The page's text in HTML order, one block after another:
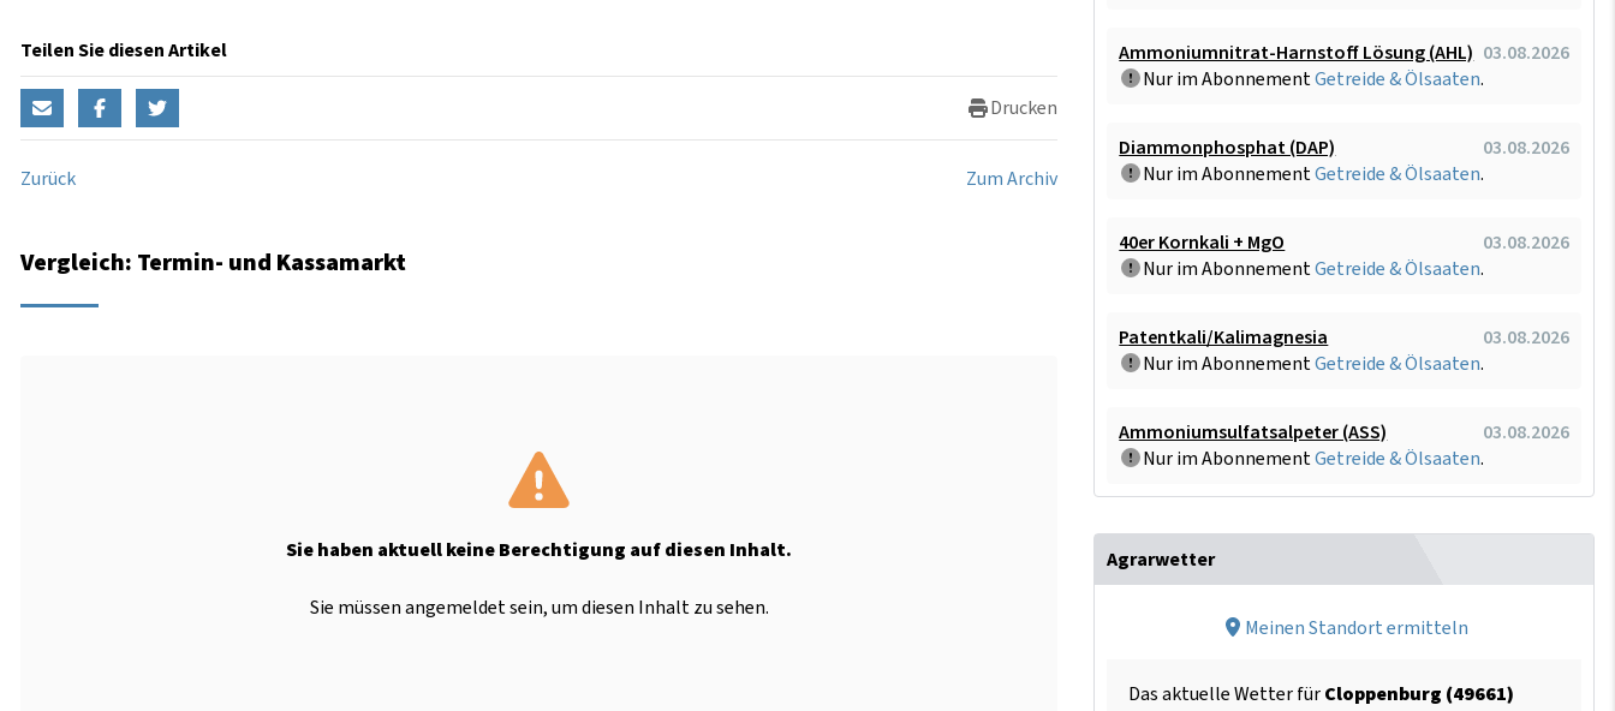
Teilen Sie diesen Artikel
Drucken
Zurück Zum Archiv
Vergleich: Termin- und Kassamarkt
Sie haben aktuell keine Berechtigung auf diesen Inhalt.
Sie müssen angemeldet sein, um diesen Inhalt zu sehen.
Ammoniumnitrat-Harnstoff Lösung (AHL) 03.08.2026
Nur im AbonnementGetreide & Ölsaaten.
Diammonphosphat (DAP)
03.08.2026
Nur im AbonnementGetreide & Ölsaaten.
40er Kornkali + MgO
03.08.2026
Nur im AbonnementGetreide & Ölsaaten.
Patentkali/Kalimagnesia
03.08.2026
Nur im AbonnementGetreide & Ölsaaten.
Ammoniumsulfatsalpeter (ASS)
03.08.2026
Nur im AbonnementGetreide & Ölsaaten.
Agrarwetter
Meinen Standort ermitteln
Das aktuelle Wetter fürCloppenburg (49661)